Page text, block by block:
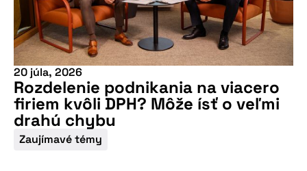
20 júla, 2026
Rozdelenie podnikania na viacero
firiem kvôli DPH? Môže ísť o veľmi
drahú chybu
Zaujímavé témy